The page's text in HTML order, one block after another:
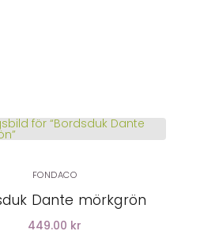
FONDACO
Dante mörkgrön
449.00 kr